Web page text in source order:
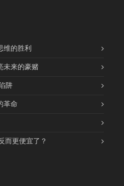
维的胜利
未来的豪赌
阱
革命
而更便宜了？